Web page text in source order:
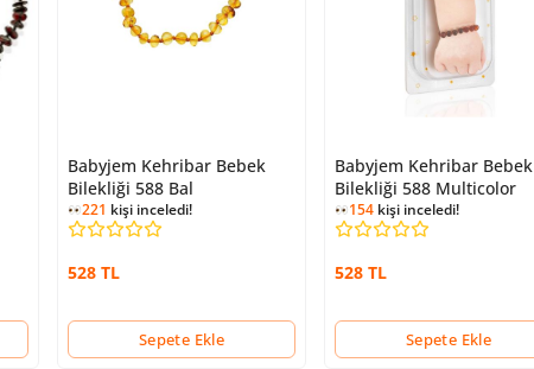
Babyjem Kehribar Bebek
Bilekliği 588 Bal
221 kişi inceledi!
528 TL
Sepete Ekle
Babyjem Kehribar Bebek
Bilekliği 588 Multicolor
154 kişi inceledi!
528 TL
Sepete Ekle